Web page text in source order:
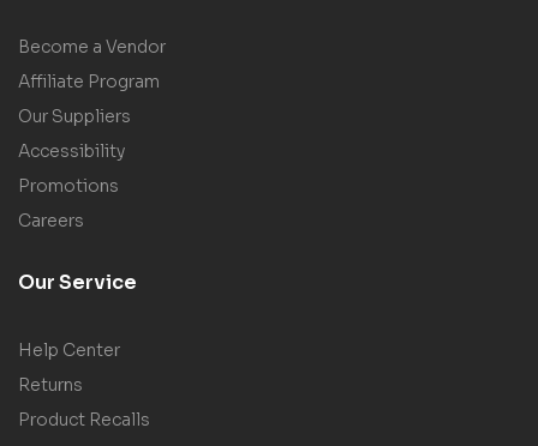
Become a Vendor
Affiliate Program
Our Suppliers
Accessibility
Promotions
Careers
Our Service
Help Center
Returns
Product Recalls